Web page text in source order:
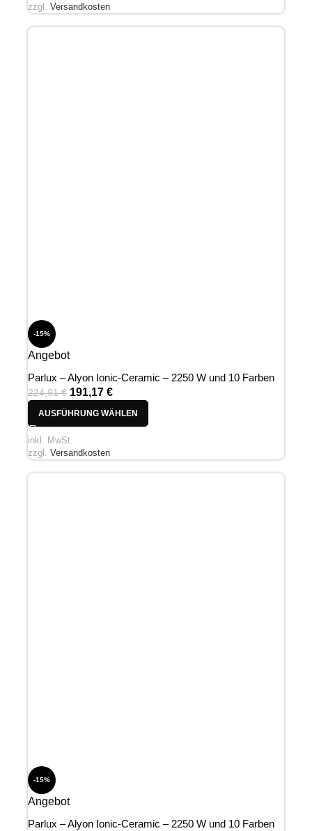
zzgl. Versandkosten
-15%
Angebot
Parlux – Alyon Ionic-Ceramic – 2250 W und 10 Farben
224,91€ 191,17 €
AUSFÜHRUNG WÄHLEN
inkl. MwSt.
zzgl. Versandkosten
-15%
Angebot
Parlux – Alyon Ionic-Ceramic – 2250 W und 10 Farben